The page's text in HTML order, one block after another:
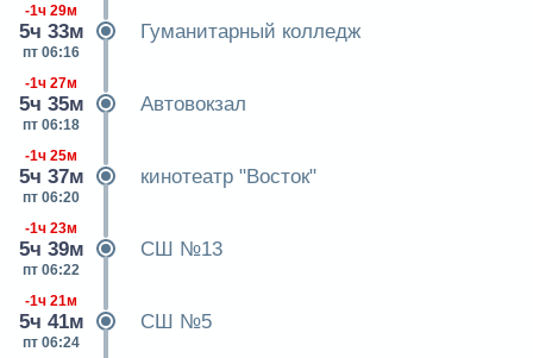
-1ч 29м
5ч 33м
пт 06:16
Гуманитарный колледж
-1ч 27м
5ч 35м
пт 06:18
Автовокзал
-1ч 25м
5ч 37м
пт 06:20
кинотеатр "Восток"
-1ч 23м
5ч 39м
пт 06:22
СШ №13
-1ч 21м
5ч 41м
пт 06:24
СШ №5